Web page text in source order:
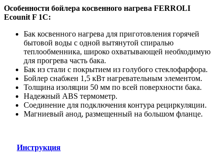
Особенности бойлера косвенного нагрева FERROLI
Ecounit F 1C:
Бак косвенного нагрева для приготовления горячей
бытовой воды с одной вытянутой спиралью
теплообменника, широко охватывающей необходимую
для прогрева часть бака.
Бак из стали с покрытием из голубого стеклофарфора.
Бойлер снабжен 1,5 кВт нагревательным элементом.
Толщина изоляции 50 мм по всей поверхности бака.
Надежный ABS термометр.
Соединение для подключения контура рециркуляции.
Магниевый анод, размещенный на большом фланце.
Инструкция